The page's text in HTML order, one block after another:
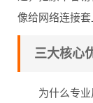
像给网络连接套
三大核心
为什么专